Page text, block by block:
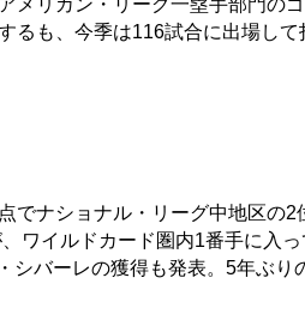
メリカン・リーグ一塁手部門の
るも、今季は116試合に出場し
でナショナル・リーグ中地区の
ワイルドカード圏内1番手に入
シバーレの獲得も発表。5年ぶ